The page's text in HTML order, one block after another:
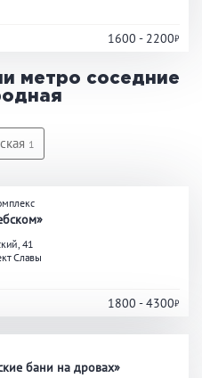
от 10 до 20 человек
Веники
Банный чан
1600 - 2200
метро соседние
1
41
Славы
1800 - 4300
бани на дровах»